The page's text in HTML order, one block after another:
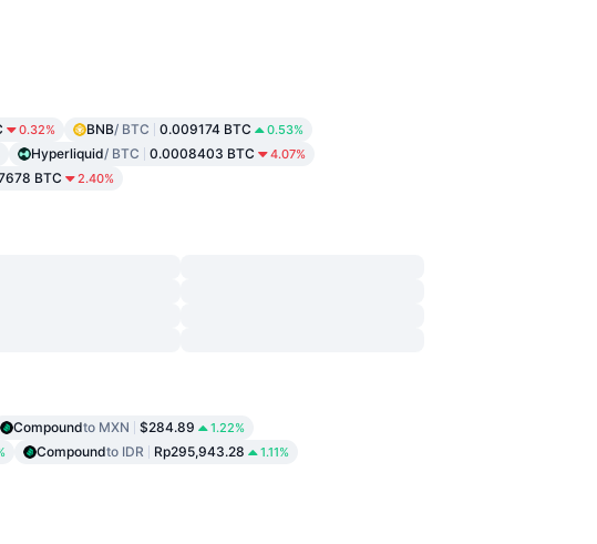
0.32% BNB/ BTC 0.009174 BTC 0.53%
Hyperliquid/ BTC 0.0008403 BTC 4.07%
BTC 2.40%
Compoundto MXN $284.89 1.22%
Compoundto IDR Rp295,943.28 1.11%